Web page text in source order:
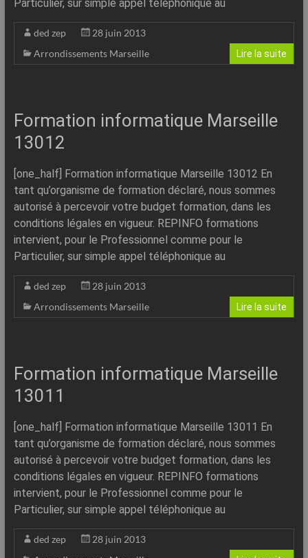
Particulier, sur simple appel téléphonique au
ded zep
28 juin 2013
Arrondissements Marseille
Lire la suite
Formation informatique Marseille
13012
[one_half] Formation informatique Marseille 13012 En
tant qu’organisme de formation déclaré, nous sommes
autorisé à percevoir votre budget formation, dans les
conditions légales en vigueur. REPINFO formations
intervient, pour le Professionnel comme pour le
Particulier, sur simple appel téléphonique au
ded zep
28 juin 2013
Arrondissements Marseille
Lire la suite
Formation informatique Marseille
13011
[one_half] Formation informatique Marseille 13011 En
tant qu’organisme de formation déclaré, nous sommes
autorisé à percevoir votre budget formation, dans les
conditions légales en vigueur. REPINFO formations
intervient, pour le Professionnel comme pour le
Particulier, sur simple appel téléphonique au
ded zep
28 juin 2013